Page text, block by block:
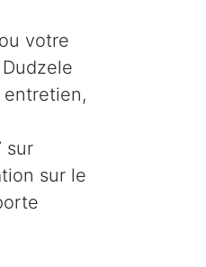
votre
sur
sur le